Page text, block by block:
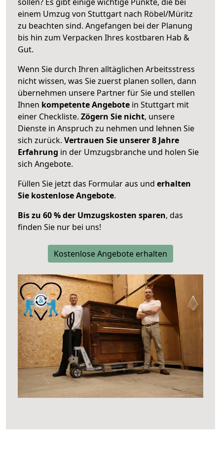
einem Umzug von Stuttgart nach Röbel/Müritz
zu beachten sind. Angefangen bei der Planung
bis hin zum Verpacken Ihres kostbaren Hab &
Gut.
Wenn Sie durch Ihren alltäglichen Arbeitsstress
nicht wissen, was Sie zuerst planen sollen, dann
übernehmen unsere Partner für Sie und stellen
Ihnen kompetente Angebote in Stuttgart mit
einer Checkliste. Zögern Sie nicht, unsere
Dienste in Anspruch zu nehmen und lehnen Sie
sich zurück. Vertrauen Sie unserer 8 Jahre
Erfahrung in der Umzugsbranche und holen Sie
sich Angebote.
Füllen Sie jetzt das Formular aus und erhalten
Sie kostenlose Angebote.
Bis zu 60 % der Umzugskosten sparen, das
finden Sie nur bei uns!
Kostenlose Angebote erhalten